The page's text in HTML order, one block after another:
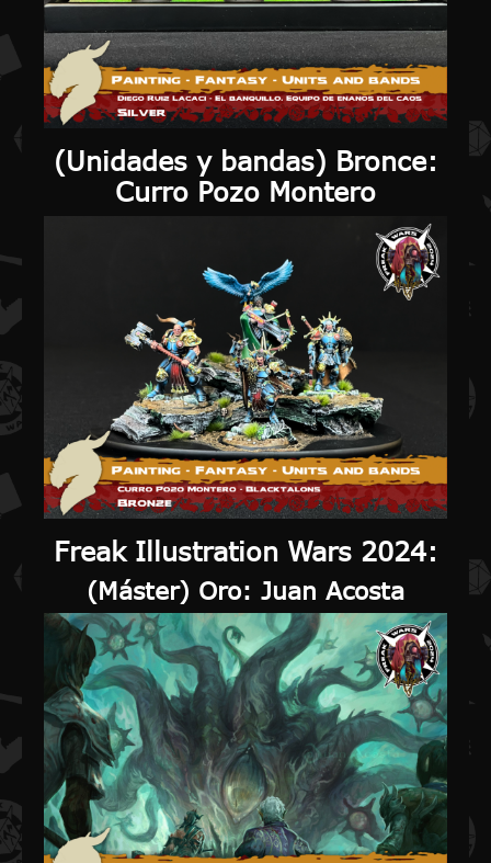
(Unidades y bandas) Bronce:
Curro Pozo Montero
Freak Illustration Wars 2024:
(Máster) Oro: Juan Acosta